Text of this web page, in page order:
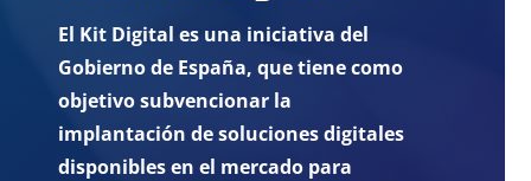
El Kit Digital es una iniciativa del
Gobierno de España, que tiene como
objetivo subvencionar la
implantación de soluciones digitales
disponibles en el mercado para